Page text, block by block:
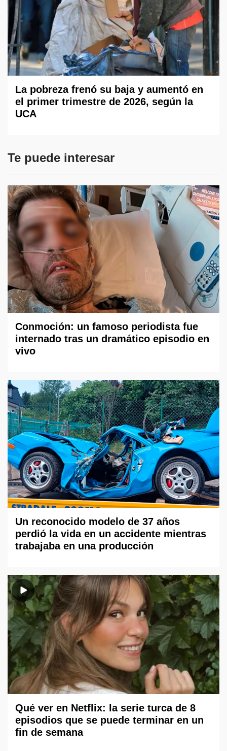
La pobreza frenó su baja y aumentó en
el primer trimestre de 2026, según la
UCA
Te puede interesar
Conmoción: un famoso periodista fue
internado tras un dramático episodio en
vivo
Un reconocido modelo de 37 años
perdió la vida en un accidente mientras
trabajaba en una producción
Qué ver en Netflix: la serie turca de 8
episodios que se puede terminar en un
fin de semana